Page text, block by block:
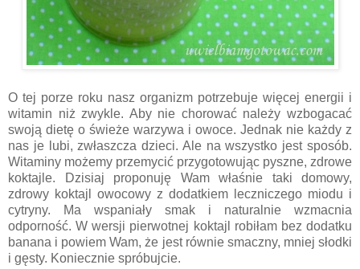
O tej porze roku nasz organizm potrzebuje więcej energii i
witamin niż zwykle. Aby nie chorować należy wzbogacać
swoją dietę o świeże warzywa i owoce. Jednak nie każdy z
nas je lubi, zwłaszcza dzieci. Ale na wszystko jest sposób.
Witaminy możemy przemycić przygotowując pyszne, zdrowe
koktajle. Dzisiaj proponuję Wam właśnie taki domowy,
zdrowy koktajl owocowy z dodatkiem leczniczego miodu i
cytryny. Ma wspaniały smak i naturalnie wzmacnia
odporność. W wersji pierwotnej koktajl robiłam bez dodatku
banana i powiem Wam, że jest równie smaczny, mniej słodki
i gęsty. Koniecznie spróbujcie.